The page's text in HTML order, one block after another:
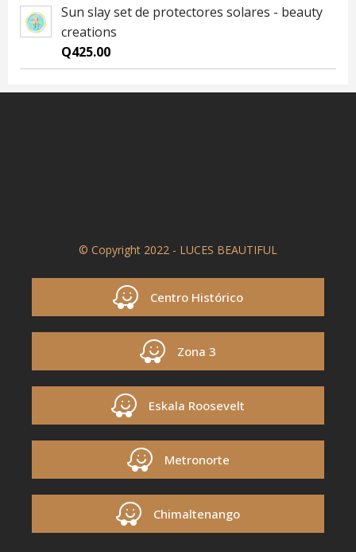
Sun slay set de protectores solares - beauty
creations
Q425.00
© Copyright 2022 - LUCES BEAUTIFUL
Centro Histórico
Zona 3
Eskala Roosevelt
Metronorte
Chimaltenango